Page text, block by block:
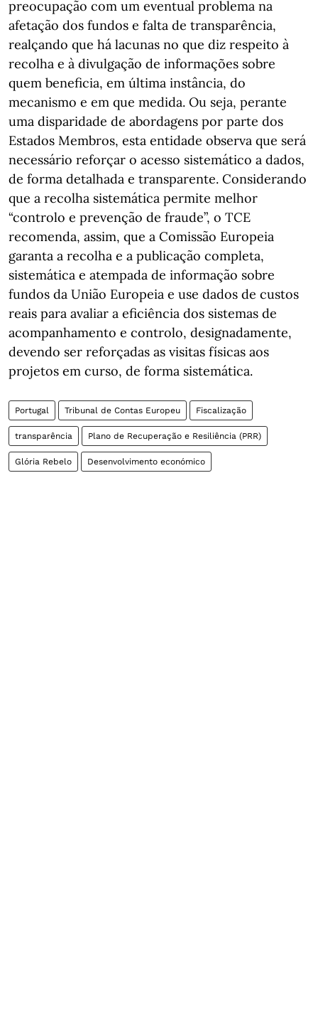
preocupação com um eventual problema na
afetação dos fundos e falta de transparência,
realçando que há lacunas no que diz respeito à
recolha e à divulgação de informações sobre
quem beneficia, em última instância, do
mecanismo e em que medida. Ou seja, perante
uma disparidade de abordagens por parte dos
Estados Membros, esta entidade observa que será
necessário reforçar o acesso sistemático a dados,
de forma detalhada e transparente. Considerando
que a recolha sistemática permite melhor
“controlo e prevenção de fraude”, o TCE
recomenda, assim, que a Comissão Europeia
garanta a recolha e a publicação completa,
sistemática e atempada de informação sobre
fundos da União Europeia e use dados de custos
reais para avaliar a eficiência dos sistemas de
acompanhamento e controlo, designadamente,
devendo ser reforçadas as visitas físicas aos
projetos em curso, de forma sistemática.
Portugal Tribunal de Contas Europeu Fiscalização
transparência Plano de Recuperação e Resiliência (PRR)
Glória Rebelo Desenvolvimento económico